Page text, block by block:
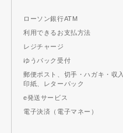
ローソン銀行ATM
利用できるお支払方法
レジチャージ
ゆうパック受付
郵便ポスト、切手・ハガキ・収入
印紙、レターパック
e発送サービス
電子決済（電子マネー）